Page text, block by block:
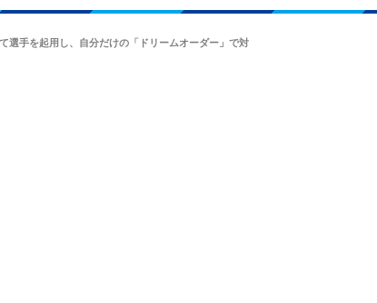
選手を起用し、自分だけの「ドリームオーダー」で対